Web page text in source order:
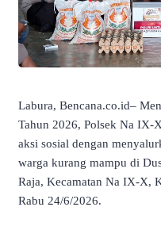
Labura, Bencana.co.id–
Tahun 2026, Polsek Na IX-
aksi sosial dengan
warga kurang mampu di
Raja, Kecamatan Na IX-X,
Rabu 24/6/2026.